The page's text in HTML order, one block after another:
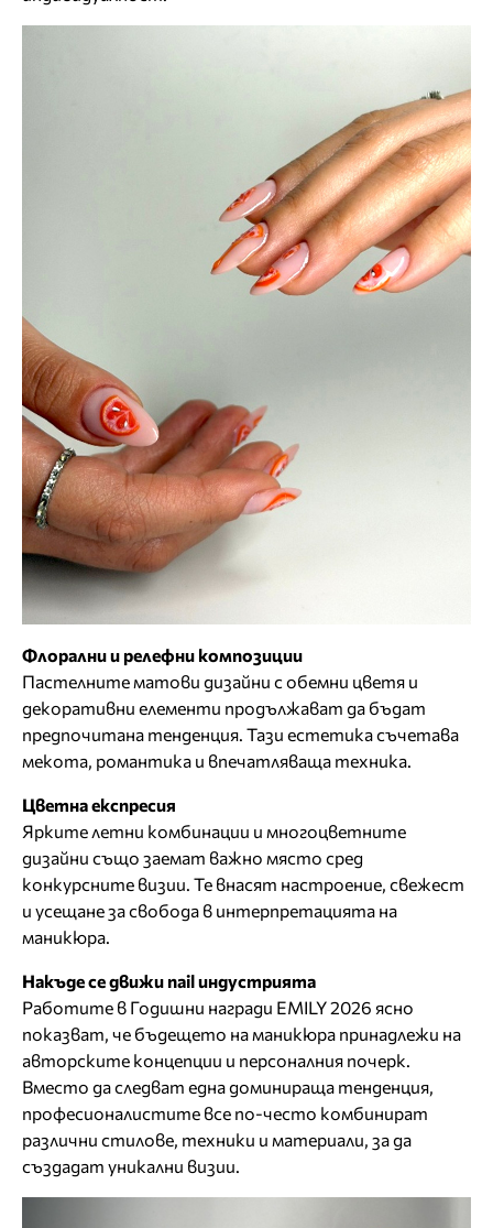
Флорални и релефни композиции
Пастелните матови дизайни с обемни цветя и
декоративни елементи продължават да бъдат
предпочитана тенденция. Тази естетика съчетава
мекота, романтика и впечатляваща техника.
Цветна експресия
Ярките летни комбинации и многоцветните
дизайни също заемат важно място сред
конкурсните визии. Те внасят настроение, свежест
и усещане за свобода в интерпретацията на
маникюра.
Накъде се движи nail индустрията
Работите в Годишни награди EMILY 2026 ясно
показват, че бъдещето на маникюра принадлежи на
авторските концепции и персоналния почерк.
Вместо да следват една доминираща тенденция,
професионалистите все по-често комбинират
различни стилове, техники и материали, за да
създадат уникални визии.